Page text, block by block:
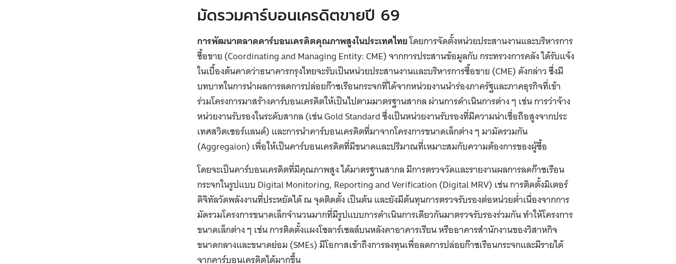
มัดรวมคาร์บอนเครดิตขายปี 69
การพัฒนาตลาดคาร์บอนเครดิตคุณภาพสูงในประเทศไทยโดยการจัดตั้งหน่วยประสานงานและบริหารการ
ซื้อขาย (Coordinating and Managing Entity: CME) จากการประสานข้อมูลกับ กระทรวงการคลัง ได้รับแจ้ง
ในเบื้องต้นคาดว่าธนาคารกรุงไทยจะรับเป็นหน่วยประสานงานและบริหารการซื้อขาย (CME) ดังกล่าว ซึ่งมี
บทบาทในการนำผลการลดการปล่อยก๊าซเรือนกระจกที่ได้จากหน่วยงานนำร่องภาครัฐและภาคธุรกิจที่เข้า
ร่วมโครงการมาสร้างคาร์บอนเครดิตให้เป็นไปตามมาตรฐานสากล ผ่านการดำเนินการต่าง ๆ เช่น การว่าจ้าง
หน่วยงานรับรองในระดับสากล (เช่น Gold Standard ซึ่งเป็นหน่วยงานรับรองที่มีความน่าเชื่อถือสูงจากประ
เทศสวิตเซอร์แลนด์) และการนำคาร์บอนเครดิตที่มาจากโครงการขนาดเล็กต่าง ๆ มามัดรวมกัน
(Aggregaion) เพื่อให้เป็นคาร์บอนเครดิตที่มีขนาดและปริมาณที่เหมาะสมกับความต้องการของผู้ซื้อ
โดยจะเป็นคาร์บอนเครดิตที่มีคุณภาพสูง ได้มาตรฐานสากล มีการตรวจวัดและรายงานผลการลดก๊าซเรือน
กระจกในรูปแบบ Digital Monitoring, Reporting and Verification (Digital MRV) เช่น การติดตั้งมิเตอร์
ดิจิทัลวัดพลังงานที่ประหยัดได้ ณ จุดติดตั้ง เป็นต้น และยังมีต้นทุนการตรวจรับรองต่อหน่วยต่ำเนื่องจากการ
มัดรวมโครงการขนาดเล็กจำนวนมากที่มีรูปแบบการดำเนินการเดียวกันมาตรวจรับรองร่วมกัน ทำให้โครงการ
ขนาดเล็กต่าง ๆ เช่น การติดตั้งแผงโซลาร์เซลล์บนหลังคาอาคารเรียน หรืออาคารสำนักงานของวิสาหกิจ
ขนาดกลางและขนาดย่อม (SMEs) มีโอกาสเข้าถึงการลงทุนเพื่อลดการปล่อยก๊าซเรือนกระจกและมีรายได้
จากคาร์บอนเครดิตได้มากขึ้น